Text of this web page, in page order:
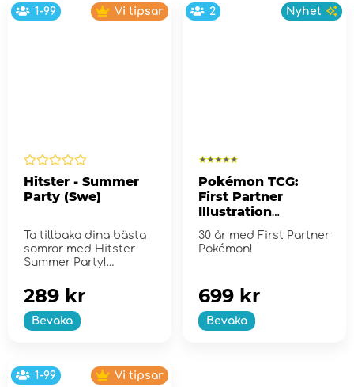
1-99 Vi tipsar
Hitster - Summer
Party (Swe)
Ta tillbaka dina bästa
somrar med Hitster
Summer Party!
Bevaka
289 kr
2 Nyhet
Pokémon TCG:
First Partner
Illustration
Collection - Series
2
30 år med First Partner
Pokémon!
Bevaka
699 kr
1-99 Vi tipsar